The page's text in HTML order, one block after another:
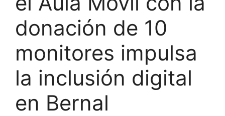
donación de 10
monitores impulsa
la inclusión digital
en Bernal